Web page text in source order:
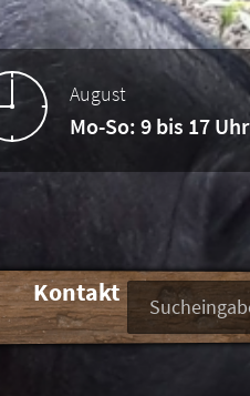
August
Mo-So: 9 bis 17 Uhr
Kontakt Suchbegriffe